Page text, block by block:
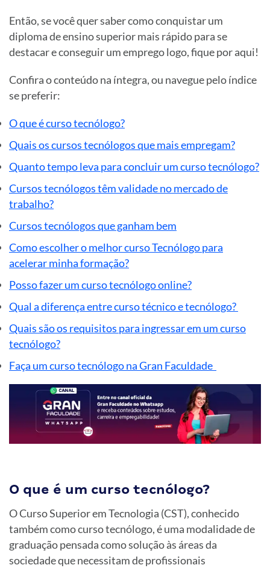
Então, se você quer saber como conquistar um
diploma de ensino superior mais rápido para se
destacar e conseguir um emprego logo, fique por aqui!
Confira o conteúdo na íntegra, ou navegue pelo índice
se preferir:
O que é curso tecnólogo?
Quais os cursos tecnólogos que mais empregam?
Quanto tempo leva para concluir um curso tecnólogo?
Cursos tecnólogos têm validade no mercado de
trabalho?
Cursos tecnólogos que ganham bem
Como escolher o melhor curso Tecnólogo para
acelerar minha formação?
Posso fazer um curso tecnólogo online?
Qual a diferença entre curso técnico e tecnólogo?
Quais são os requisitos para ingressar em um curso
tecnólogo?
Faça um curso tecnólogo na Gran Faculdade
O que é um curso tecnólogo?
O Curso Superior em Tecnologia (CST), conhecido
também como curso tecnólogo, é uma modalidade de
graduação pensada como solução às áreas da
sociedade que necessitam de profissionais